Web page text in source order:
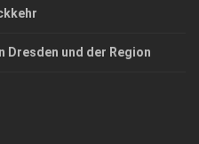
Dresden und der Region